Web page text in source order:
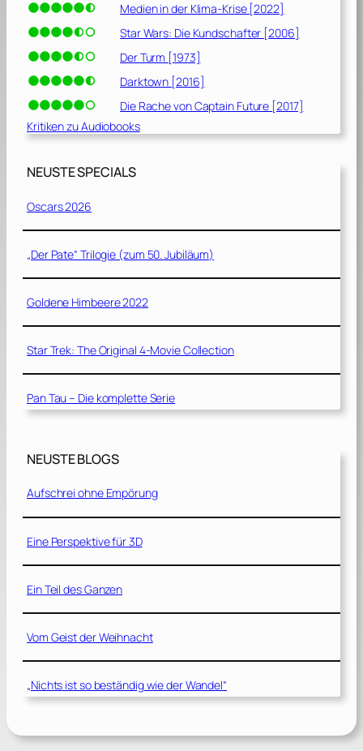
Medien in der Klima-Krise [2022]
Star Wars: Die Kundschafter [2006]
Der Turm [1973]
Darktown [2016]
Die Rache von Captain Future [2017]
Kritiken zu Audiobooks
NEUSTE SPECIALS
Oscars 2026
„Der Pate“ Trilogie (zum 50. Jubiläum)
Goldene Himbeere 2022
Star Trek: The Original 4-Movie Collection
Pan Tau – Die komplette Serie
NEUSTE BLOGS
Aufschrei ohne Empörung
Eine Perspektive für 3D
Ein Teil des Ganzen
Vom Geist der Weihnacht
„Nichts ist so beständig wie der Wandel“